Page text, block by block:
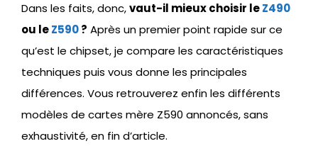
Dans les faits, donc,vaut-il mieux choisir leZ490
ou leZ590? Après un premier point rapide sur ce
qu’est le chipset, je compare les caractéristiques
techniques puis vous donne les principales
différences. Vous retrouverez enfin les différents
modèles de cartes mère Z590 annoncés, sans
exhaustivité, en fin d’article.